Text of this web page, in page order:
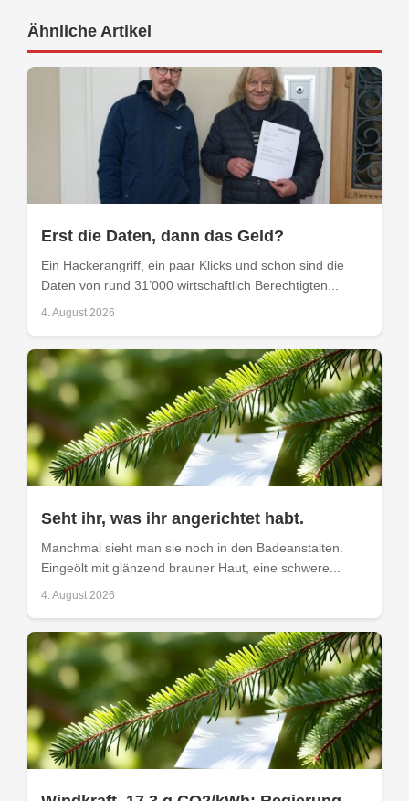
Ähnliche Artikel
Erst die Daten, dann das Geld?
Ein Hackerangriff, ein paar Klicks und schon sind die
Daten von rund 31’000 wirtschaftlich Berechtigten...
4. August 2026
Seht ihr, was ihr angerichtet habt.
Manchmal sieht man sie noch in den Badeanstalten.
Eingeölt mit glänzend brauner Haut, eine schwere...
4. August 2026